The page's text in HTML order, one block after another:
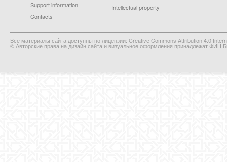
Support information
Contacts
Intellectual property
Все материалы сайта доступны по лицензии: Creative Commons Attribution 4.0
© Авторские права на дизайн сайта и визуальное оформления принадлежат ФИЦ